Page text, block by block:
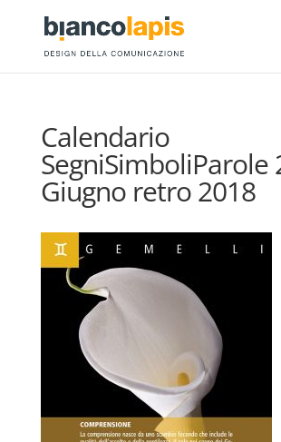
Calendario
SegniSimboliParole
Giugno retro 2018